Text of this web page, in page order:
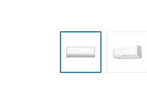
Руфтопы